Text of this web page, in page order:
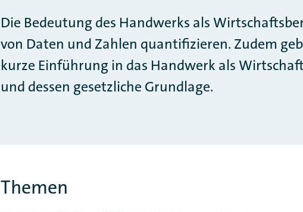
Die Bedeutung des Handwerks als
von Daten und Zahlen quantifizieren. Zudem
kurze Einführung in das Handwerk als
und dessen gesetzliche Grundlage.
Themen